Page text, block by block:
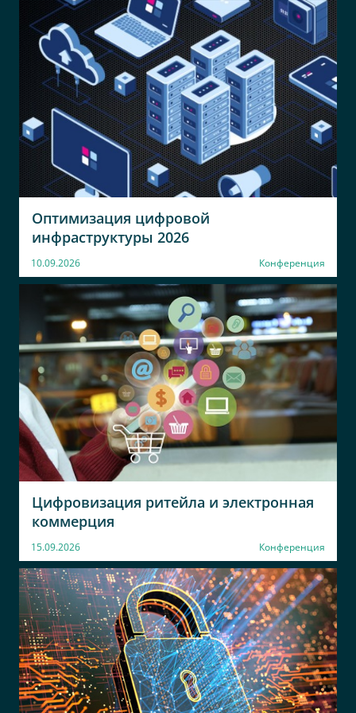
Менеджер по продажам руководитель IT-отдела
Комус
программист
AGIMA
BDM
АВЕРТА ГРУПП
Управляющий партнёр
X5 Group Retail
Старший корпоративный
архитектор
Оптимизация цифровой
инфраструктуры 2026
10.09.2026 Конференция
Цифровизация ритейла и электронная
коммерция
15.09.2026 Конференция